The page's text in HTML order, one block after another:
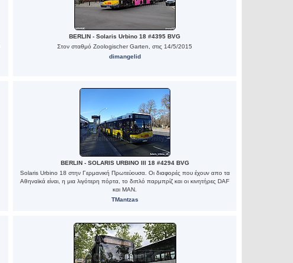
BERLIN - Solaris Urbino 18 #4395 BVG
Στον σταθμό Zoologischer Garten, στις 14/5/2015
dimangelid
BERLIN - SOLARIS URBINO III 18 #4294 BVG
Solaris Urbino 18 στην Γερμανική Πρωτεύουσα. Οι διαφορές που έχουν απο τα
Αθηναϊκά είναι, η μια λιγότερη πόρτα, το διπλό παρμπρίζ και οι κινητήρες DAF
και MAN.
TMantzas